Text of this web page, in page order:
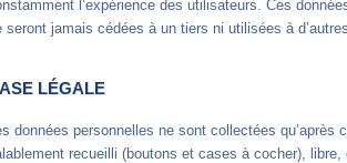
l’expérience des utilisateurs. Ces
seront jamais cédées à un tiers ni utilisées à
LÉGALE
données personnelles ne sont collectées
recueilli (boutons et cases à cocher),